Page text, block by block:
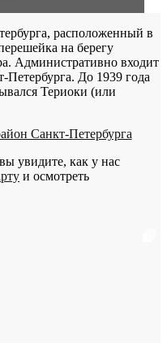
расположенный в
на берегу
Административно входит
Петербурга. До 1939 года
Териоки (или
увидите, как у нас
и осмотреть